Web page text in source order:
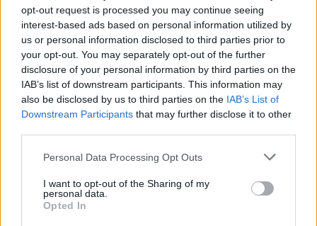
opt-out request is processed you may continue seeing
interest-based ads based on personal information utilized by
us or personal information disclosed to third parties prior to
your opt-out. You may separately opt-out of the further
disclosure of your personal information by third parties on the
IAB’s list of downstream participants. This information may
also be disclosed by us to third parties on the IAB’s List of
Downstream Participants that may further disclose it to other
Personal Data Processing Opt Outs
I want to opt-out of the Sharing of my
personal data.
Opted In
Senyeraa 8,31 kilómetros
Valenciaa 39,28
kilómetros
Alicantea 86,35 kilómetros
Castellón
a 102,40
kilómetros
Albacetea 122,59
Teruela 147,13 kilómetros